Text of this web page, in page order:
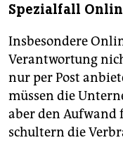
Spezialfall
Insbesondere
Verantwortung
nur per Post
müssen die
aber den Aufwand
schultern die